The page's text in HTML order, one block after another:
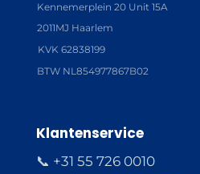
Kennemerplein 20 Unit 15A
2011MJ Haarlem
KVK 62838199
BTW NL854977867B02
Klantenservice
📞 +31 55 726 0010